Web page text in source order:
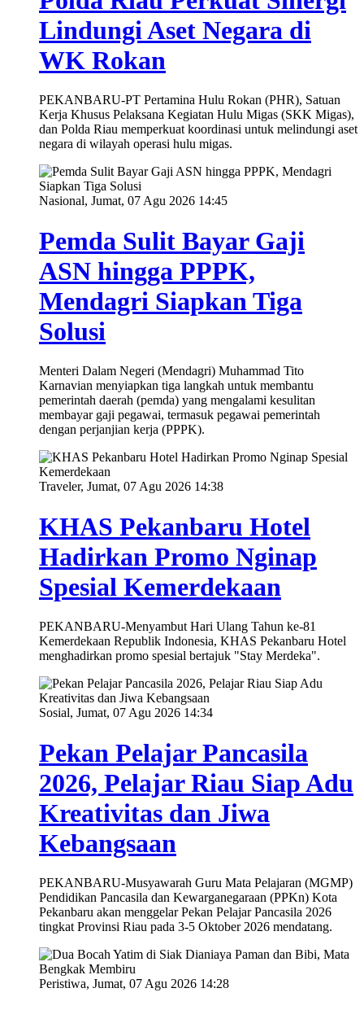
Lindungi Aset Negara di
WK Rokan
PEKANBARU-PT Pertamina Hulu Rokan (PHR), Satuan
Kerja Khusus Pelaksana Kegiatan Hulu Migas (SKK Migas),
dan Polda Riau memperkuat koordinasi untuk melindungi aset
negara di wilayah operasi hulu migas.
Nasional, Jumat, 07 Agu 2026 14:45
Pemda Sulit Bayar Gaji
ASN hingga PPPK,
Mendagri Siapkan Tiga
Solusi
Menteri Dalam Negeri (Mendagri) Muhammad Tito
Karnavian menyiapkan tiga langkah untuk membantu
pemerintah daerah (pemda) yang mengalami kesulitan
membayar gaji pegawai, termasuk pegawai pemerintah
dengan perjanjian kerja (PPPK).
Traveler, Jumat, 07 Agu 2026 14:38
KHAS Pekanbaru Hotel
Hadirkan Promo Nginap
Spesial Kemerdekaan
PEKANBARU-Menyambut Hari Ulang Tahun ke-81
Kemerdekaan Republik Indonesia, KHAS Pekanbaru Hotel
menghadirkan promo spesial bertajuk "Stay Merdeka".
Sosial, Jumat, 07 Agu 2026 14:34
Pekan Pelajar Pancasila
2026, Pelajar Riau Siap Adu
Kreativitas dan Jiwa
Kebangsaan
PEKANBARU-Musyawarah Guru Mata Pelajaran (MGMP)
Pendidikan Pancasila dan Kewarganegaraan (PPKn) Kota
Pekanbaru akan menggelar Pekan Pelajar Pancasila 2026
tingkat Provinsi Riau pada 3-5 Oktober 2026 mendatang.
Peristiwa, Jumat, 07 Agu 2026 14:28